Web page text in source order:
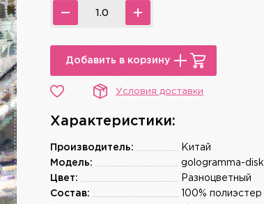
Добавить в корзину
Условия доставки
Характеристики:
Китай
Производитель:
gologramma-
Модель:
Разноцветный
Цвет:
100% полиэстер
Состав: